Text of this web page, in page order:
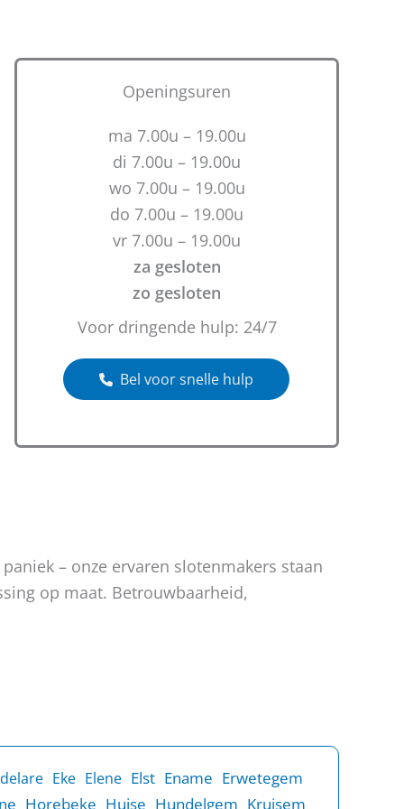
Openingsuren
ma 7.00u – 19.00u
di 7.00u – 19.00u
wo 7.00u – 19.00u
do 7.00u – 19.00u
vr 7.00u – 19.00u
za gesloten
zo gesloten
Voor dringende hulp: 24/7
Bel voor snelle hulp
– onze ervaren slotenmakers staan
op maat. Betrouwbaarheid,
Eke Elene Elst Ename Erwetegem
Horebeke Huise Hundelgem Kruisem